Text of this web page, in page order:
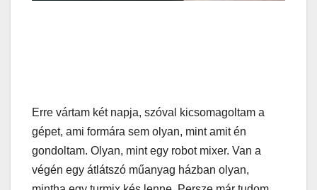
Erre vártam két napja, szóval kicsomagoltam a
gépet, ami formára sem olyan, mint amit én
gondoltam. Olyan, mint egy robot mixer. Van a
végén egy átlátszó műanyag házban olyan,